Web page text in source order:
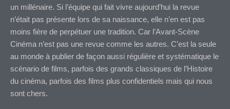
un millénaire. Si l’équipe qui fait vivre aujourd’hui la revue
n’était pas présente lors de sa naissance, elle n’en est pas
moins fière de perpétuer une tradition. Car l’Avant-Scène
Cinéma n’est pas une revue comme les autres. C’est la seule
au monde à publier de façon aussi régulière et systématique le
scénario de films, parfois des grands classiques de l’Histoire
du cinéma, parfois des films plus confidentiels mais qui nous
sont chers.